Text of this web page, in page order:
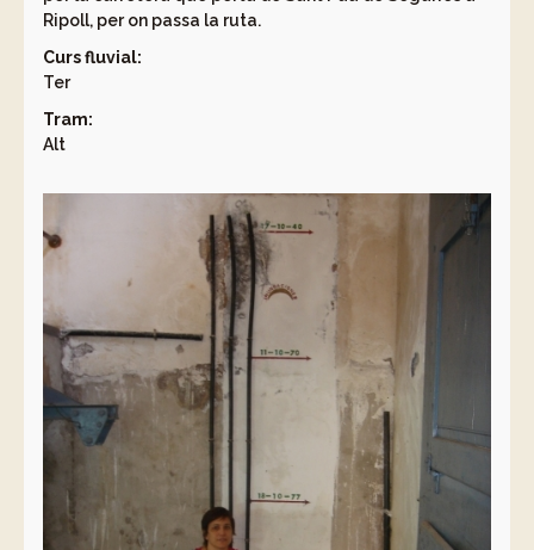
Ripoll, per on passa la ruta.
Curs fluvial:
Ter
Tram:
Alt